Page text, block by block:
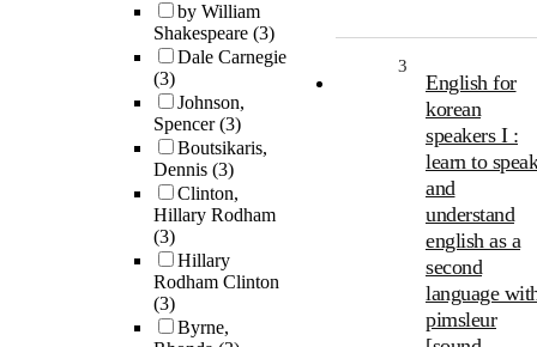
by William
Shakespeare (3)
Dale Carnegie
(3)
Johnson,
Spencer(3)
Boutsikaris,
Dennis (3)
Clinton,
Hillary Rodham
(3)
Hillary
Rodham Clinton
(3)
Byrne,
3
English for
korean
speakers I :
learn to speak
and
understand
english as a
second
language
pimsleur